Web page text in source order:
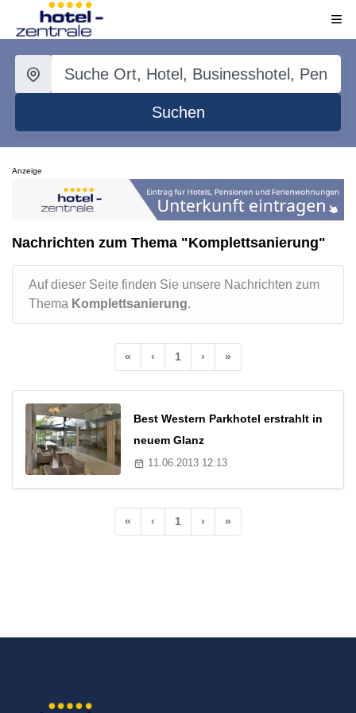
Suchen
Anzeige
Nachrichten zum Thema "Komplettsanierung"
Auf dieser Seite finden Sie unsere Nachrichten zum
Thema Komplettsanierung.
« ‹ 1 › »
Best Western Parkhotel erstrahlt in
neuem Glanz
11.06.2013 12:13
« ‹ 1 › »